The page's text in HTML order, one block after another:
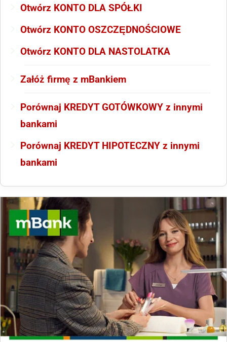
Otwórz KONTO DLA SPÓŁKI
Otwórz KONTO OSZCZĘDNOŚCIOWE
Otwórz KONTO DLA NASTOLATKA
Załóż firmę z mBankiem
Porównaj KREDYT GOTÓWKOWY z innymi
bankami
Porównaj KREDYT HIPOTECZNY z innymi
bankami